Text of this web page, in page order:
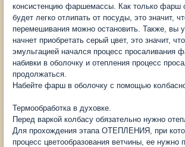
консистенцию фаршемассы. Как только фарш
будет легко отлипать от посуды, это значит,
перемешивания можно остановить. Также, вы
начнет приобретать серый цвет, это значит,
эмульгацией начался процесс просаливания
набивки в оболочку и отепления процесс
продолжаться.
Набейте фарш в оболочку с помощью
Термообработка в духовке.
Перед варкой колбасу обязательно нужно
Для прохождения этапа ОТЕПЛЕНИЯ, при
процесс цветообразования ветчины, ее нужно